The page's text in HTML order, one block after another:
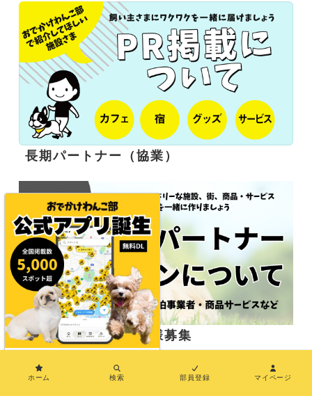
長期パートナー（協業）
応援サポーター企業様募集
ホーム 検索 部員登録 マイページ